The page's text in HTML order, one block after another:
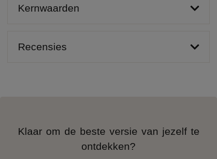
Kernwaarden
Recensies
Klaar om de beste versie van jezelf te
ontdekken?